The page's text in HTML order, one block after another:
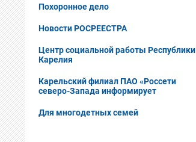
Похоронное дело
Новости РОСРЕЕСТРА
Центр социальной работы Республики
Карелия
Карельский филиал ПАО «Россети
северо-Запада информирует
Для многодетных семей